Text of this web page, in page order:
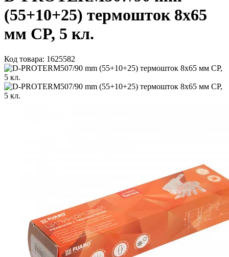
(55+10+25) термошток 8х65
мм CP, 5 кл.
Код товара: 1625582